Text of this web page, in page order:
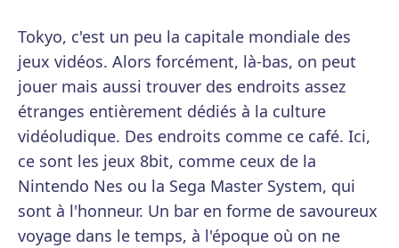
Tokyo, c'est un peu la capitale mondiale des
jeux vidéos. Alors forcément, là-bas, on peut
jouer mais aussi trouver des endroits assez
étranges entièrement dédiés à la culture
vidéoludique. Des endroits comme ce café. Ici,
ce sont les jeux 8bit, comme ceux de la
Nintendo Nes ou la Sega Master System, qui
sont à l'honneur. Un bar en forme de savoureux
voyage dans le temps, à l'époque où on ne